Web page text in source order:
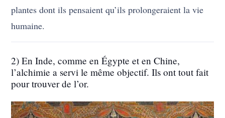
plantes dont ils pensaient qu’ils prolongeraient la vie
humaine.
2) En Inde, comme en Égypte et en Chine,
l’alchimie a servi le même objectif. Ils ont tout fait
pour trouver de l’or.